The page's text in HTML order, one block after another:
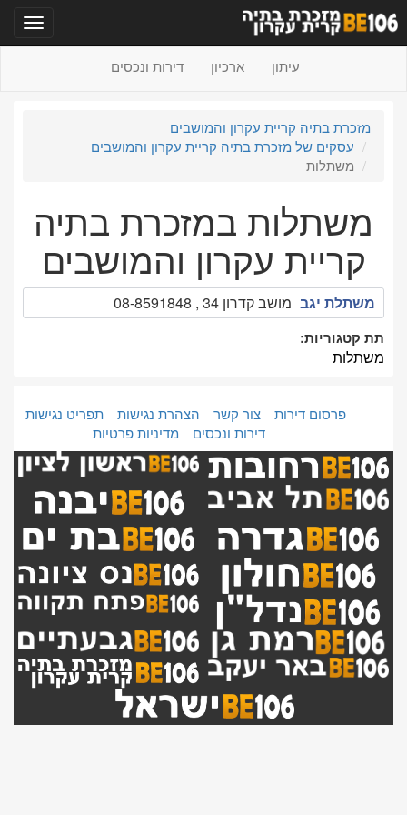
עיתון ארכיון דירות ונכסים
מזכרת בתיה קריית עקרון והמושבים
עסקים של מזכרת בתיה קריית עקרון והמושבים
משתלות
משתלות במזכרת בתיה
קריית עקרון והמושבים
משתלת יגב מושב קדרון 34 , 08-8591848
תת קטגוריות:
משתלות
פרסום דירות צור קשר הצהרת נגישות
תפריט נגישות
דירות ונכסים
מדיניות פרטיות